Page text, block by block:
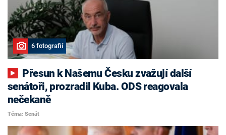
6 fotografií
senátoři, prozradil Kuba. ODS reagovala
nečekaně
Téma: Senát